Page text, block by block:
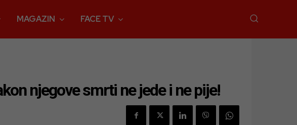
MAGAZIN FACE TV
njegove smrti ne jede i ne pije!